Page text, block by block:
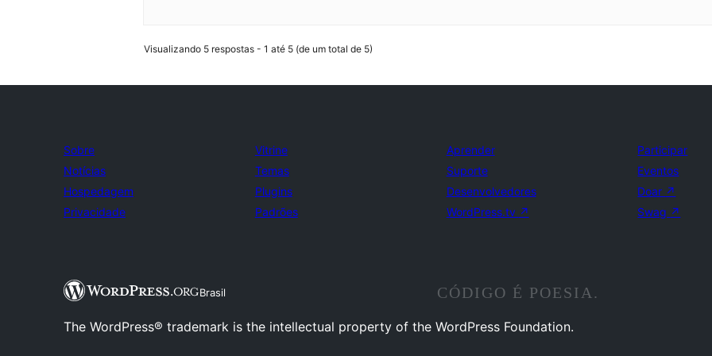
Visualizando 5 respostas - 1 até 5 (de um total de 5)
Sobre
Notícias
Hospedagem
Privacidade
Vitrine
Temas
Plugins
Padrões
Aprender
Suporte
Desenvolvedores
WordPress.tv ↗
Participar
Eventos
Doar ↗
Swag ↗
Brasil CÓDIGO É POESIA.
The WordPress® trademark is the intellectual property of the WordPress Foundation.